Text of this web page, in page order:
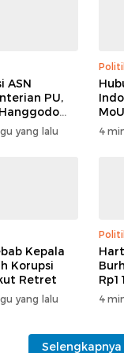
ASN
PU,
yang lalu 4
Kepala
Korupsi
Retret
yang lalu 4
Selengkapnya